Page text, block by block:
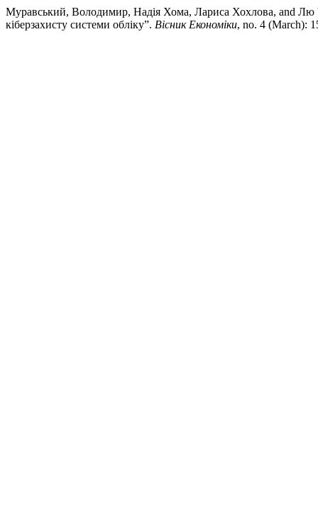
Муравський, Володимир, Надія Хома, Лариса Хохлова, and Лю
кіберзахисту системи обліку”. Вісник Економіки, no. 4 (March):